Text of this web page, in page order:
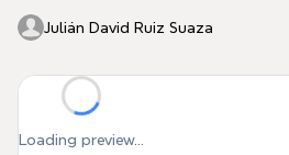
Julián David Ruiz Suaza
Loading preview...